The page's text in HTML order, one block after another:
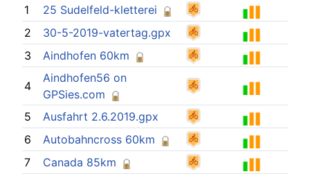
1
25 Sudelfeld-kletterei
2
30-5-2019-vatertag.gpx
3
Aindhofen 60km
4
Aindhofen56 on
GPSies.com
5
Ausfahrt 2.6.2019.gpx
6
Autobahncross 60km
7
Canada 85km